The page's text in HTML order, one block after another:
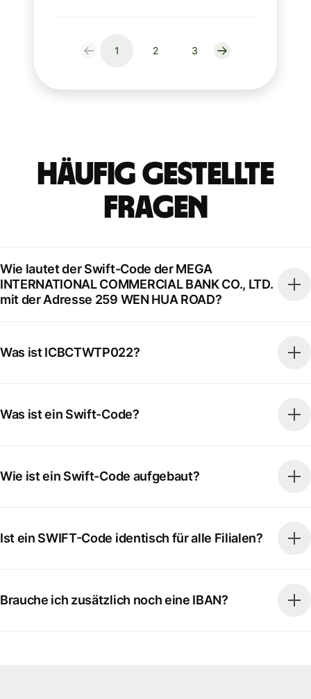
1 2 3
Häufig gestellte
Fragen
Wie lautet der Swift-Code der MEGA
INTERNATIONAL COMMERCIAL BANK CO., LTD.
mit der Adresse 259 WEN HUA ROAD?
Was ist ICBCTWTP022?
Was ist ein Swift-Code?
Wie ist ein Swift-Code aufgebaut?
Ist ein SWIFT-Code identisch für alle Filialen?
Brauche ich zusätzlich noch eine IBAN?